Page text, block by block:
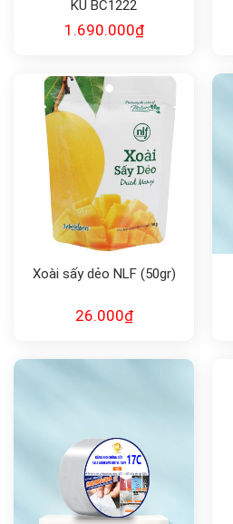
KU BC1222
1.690.000₫
Xoài sấy dẻo NLF (50gr)
26.000₫